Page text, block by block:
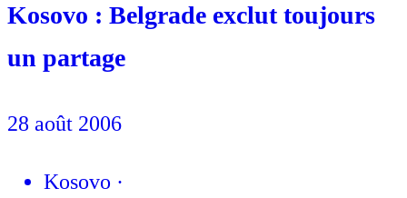
Kosovo : Belgrade exclut toujours
un partage
28 août 2006
Kosovo ·